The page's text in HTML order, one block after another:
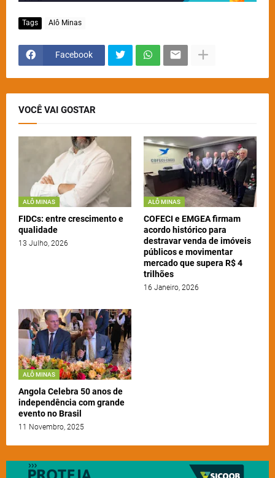
Tags Alô Minas
Facebook
VOCÊ VAI GOSTAR
ALÔ MINAS
FIDCs: entre crescimento e
qualidade
13 Julho, 2026
ALÔ MINAS
COFECI e EMGEA firmam
acordo histórico para
destravar venda de imóveis
públicos e movimentar
mercado que supera R$ 4
trilhões
16 Janeiro, 2026
ALÔ MINAS
Angola Celebra 50 anos de
independência com grande
evento no Brasil
11 Novembro, 2025